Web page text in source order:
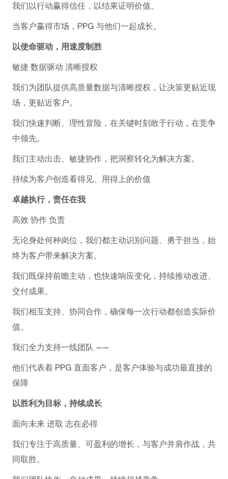
我们以行动赢得信任，以结果证明价值。
当客户赢得市场，PPG 与他们一起成长。
以使命驱动，用速度制胜
敏捷 数据驱动 清晰授权
我们为团队提供高质量数据与清晰授权，让决策更贴近现
场，更贴近客户。
我们快速判断、理性冒险，在关键时刻敢于行动，在竞争
中领先。
我们主动出击、敏捷协作，把洞察转化为解决方案。
持续为客户创造看得见、用得上的价值
卓越执行，责任在我
高效 协作 负责
无论身处何种岗位，我们都主动识别问题、勇于担当，始
终为客户带来解决方案。
我们既保持前瞻主动，也快速响应变化，持续推动改进、
交付成果。
我们相互支持、协同合作，确保每一次行动都创造实际价
值。
我们全力支持一线团队 ——
他们代表着 PPG 直面客户，是客户体验与成功最直接的
保障
以胜利为目标，持续成长
面向未来 进取 志在必得
我们专注于高质量、可盈利的增长，与客户并肩作战，共
同取胜。